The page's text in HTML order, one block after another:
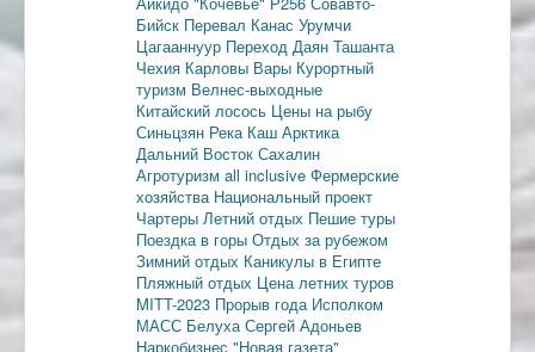
Бийск Перевал Канас Урумчи
Цагааннуур Переход Даян Ташанта
Чехия Карловы Вары Курортный
туризм Велнес-выходные
Китайский лосось Цены на рыбу
Синьцзян Река Каш Арктика
Дальний Восток Сахалин
Агротуризм all inclusive Фермерские
хозяйства Национальный проект
Чартеры Летний отдых Пешие туры
Поездка в горы Отдых за рубежом
Зимний отдых Каникулы в Египте
Пляжный отдых Цена летних туров
MITT-2023 Прорыв года Исполком
МАСС БелухаСергей Адоньев
Наркобизнес "Новая газета"